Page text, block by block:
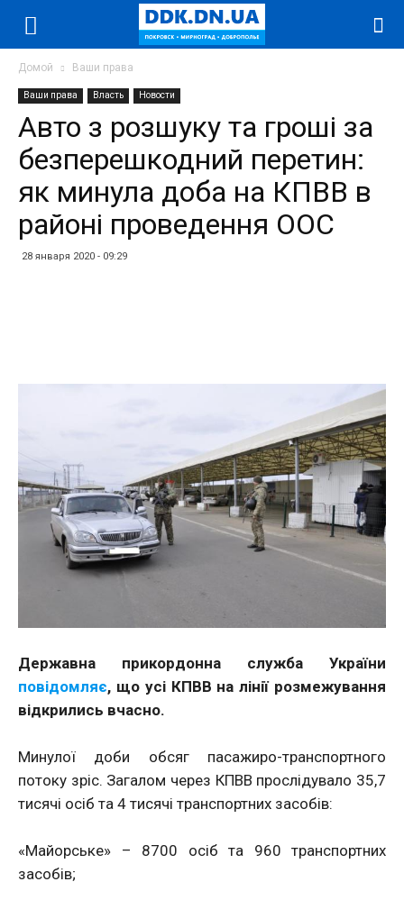
Домой Ваши права
Ваши права Власть Новости
Авто з розшуку та гроші за
безперешкодний перетин:
як минула доба на КПВВ в
районі проведення ООС
28 января 2020 - 09:29
Державна прикордонна служба України
повідомляє, що усі КПВВ на лінії розмежування
відкрились вчасно.
Минулої доби обсяг пасажиро-транспортного
потоку зріс. Загалом через КПВВ прослідувало 35,7
тисячі осіб та 4 тисячі транспортних засобів:
«Майорське» – 8700 осіб та 960 транспортних
засобів;